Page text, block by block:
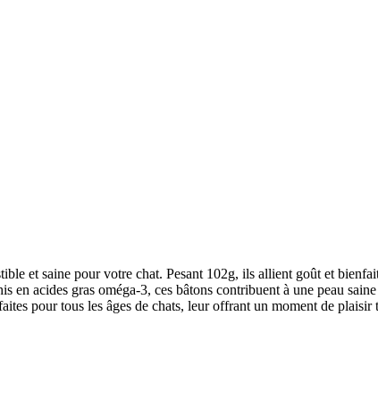
et saine pour votre chat. Pesant 102g, ils allient goût et
acides gras oméga-3, ces bâtons contribuent à une peau
pour tous les âges de chats, leur offrant un moment de